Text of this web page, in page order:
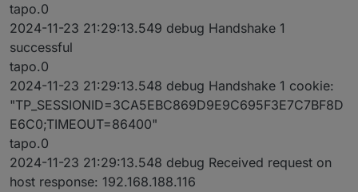
tapo.0
2024-11-23 21:29:13.549 debug Handshake 1
successful
tapo.0
2024-11-23 21:29:13.548 debug Handshake 1 cookie:
"TP_SESSIONID=3CA5EBC869D9E9C695F3E7C7BF8D
E6C0;TIMEOUT=86400"
tapo.0
2024-11-23 21:29:13.548 debug Received request on
host response: 192.168.188.116